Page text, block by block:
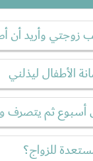
زوجتي وأريد أن
الأطفال ليذلني
ثم يتصرف
للزواج؟